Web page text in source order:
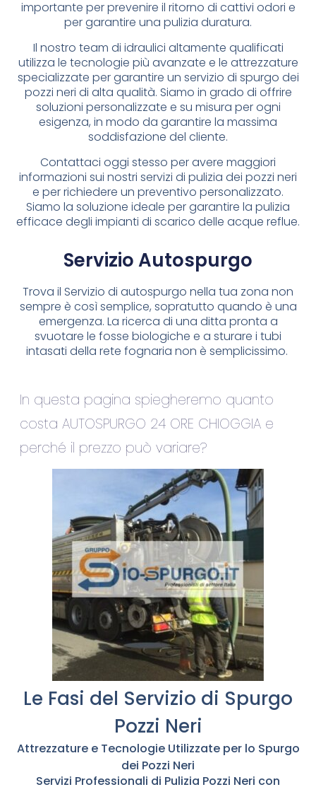
importante per prevenire il ritorno di cattivi odori e
per garantire una pulizia duratura.
Il nostro team di idraulici altamente qualificati
utilizza le tecnologie più avanzate e le attrezzature
specializzate per garantire un servizio di spurgo dei
pozzi neri di alta qualità. Siamo in grado di offrire
soluzioni personalizzate e su misura per ogni
esigenza, in modo da garantire la massima
soddisfazione del cliente.
Contattaci oggi stesso per avere maggiori
informazioni sui nostri servizi di pulizia dei pozzi neri
e per richiedere un preventivo personalizzato.
Siamo la soluzione ideale per garantire la pulizia
efficace degli impianti di scarico delle acque reflue.
Servizio Autospurgo
Trova il Servizio di autospurgo nella tua zona non
sempre è così semplice, sopratutto quando è una
emergenza. La ricerca di una ditta pronta a
svuotare le fosse biologiche e a sturare i tubi
intasati della rete fognaria non è semplicissimo.
In questa pagina spiegheremo quanto
costa AUTOSPURGO 24 ORE CHIOGGIA e
perché il prezzo può variare?
Le Fasi del Servizio di Spurgo
Pozzi Neri
Attrezzature e Tecnologie Utilizzate per lo Spurgo
dei Pozzi Neri
Servizi Professionali di Pulizia Pozzi Neri con